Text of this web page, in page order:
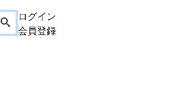
ログイン
会員登録